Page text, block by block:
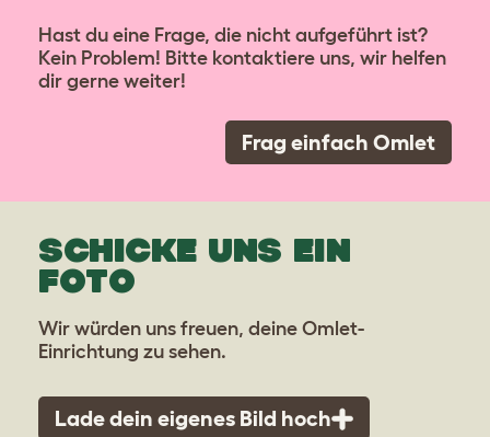
Hast du eine Frage, die nicht aufgeführt ist?
Kein Problem! Bitte kontaktiere uns, wir helfen
dir gerne weiter!
Frag einfach Omlet
SCHICKE UNS EIN
FOTO
Wir würden uns freuen, deine Omlet-
Einrichtung zu sehen.
Lade dein eigenes Bild hoch